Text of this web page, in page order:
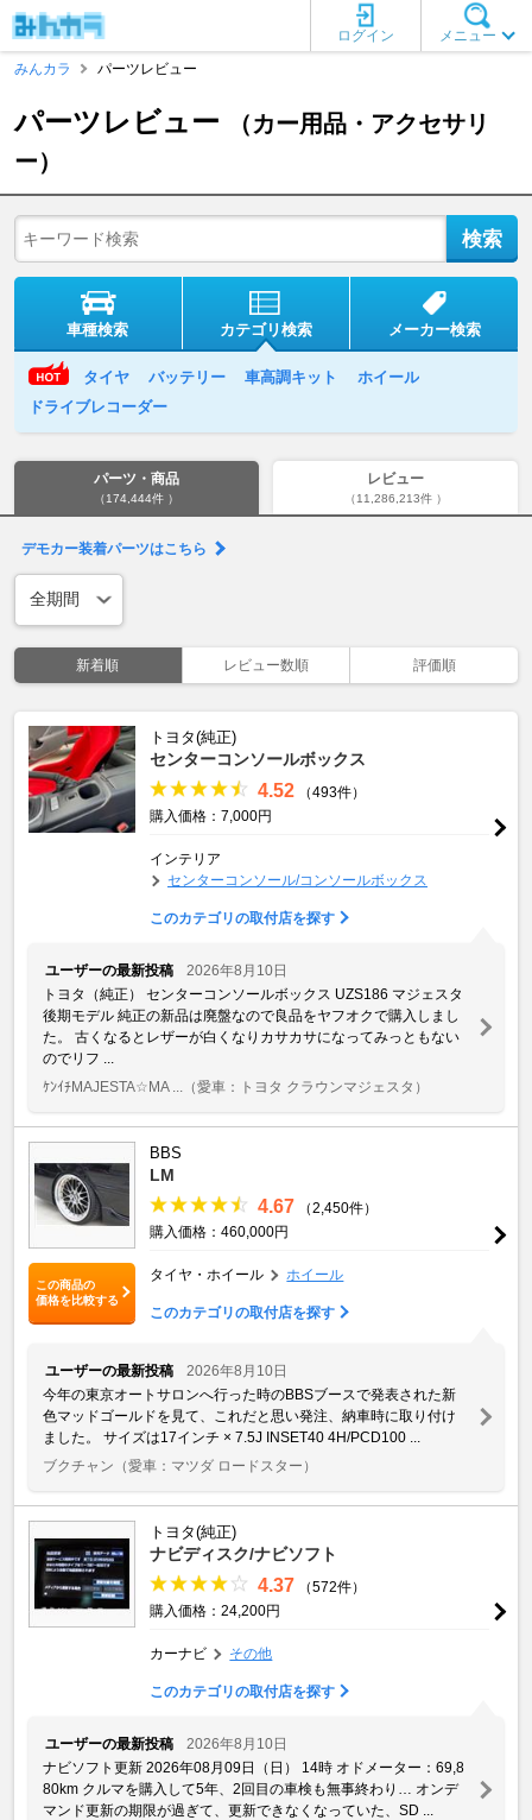
メニュー
ログイン
みんカラ
パーツレビュー
パーツレビュー
（カー用品・アクセサリ
ー）
車種検索 カテゴリ検索 メーカー検索
タイヤ バッテリー 車高調キット
ホイール
ドライブレコーダー
パーツ・商品
（174,444件 ）
レビュー
（11,286,213件 ）
デモカー装着パーツはこちら
新着順 レビュー数順 評価順
トヨタ(純正)
センターコンソールボックス
4.52
（493件）
購入価格：7,000円
インテリア
センターコンソール/コンソールボックス
このカテゴリの取付店を探す
ユーザーの最新投稿
2026年8月10日
トヨタ（純正） センターコンソールボックス UZS186 マジェスタ
後期モデル 純正の新品は廃盤なので良品をヤフオクで購入しまし
た。 古くなるとレザーが白くなりカサカサになってみっともない
のでリフ ...
ｹﾝｲﾁMAJESTA☆MA ...
（愛車：トヨタ クラウンマジェスタ）
この商品の
価格を比較する
BBS
LM
4.67
（2,450件）
購入価格：460,000円
タイヤ・ホイール ホイール
このカテゴリの取付店を探す
ユーザーの最新投稿
2026年8月10日
今年の東京オートサロンへ行った時のBBSブースで発表された新
色マッドゴールドを見て、これだと思い発注、納車時に取り付け
ました。 サイズは17インチ × 7.5J INSET40 4H/PCD100 ...
ブクチャン （愛車：マツダ ロードスター）
トヨタ(純正)
ナビディスク/ナビソフト
4.37
（572件）
購入価格：24,200円
カーナビ その他
このカテゴリの取付店を探す
ユーザーの最新投稿
2026年8月10日
ナビソフト更新 2026年08月09日（日） 14時 オドメーター：69,8
80km クルマを購入して5年、2回目の車検も無事終わり… オンデ
マンド更新の期限が過ぎて、更新できなくなっていた、SD ...